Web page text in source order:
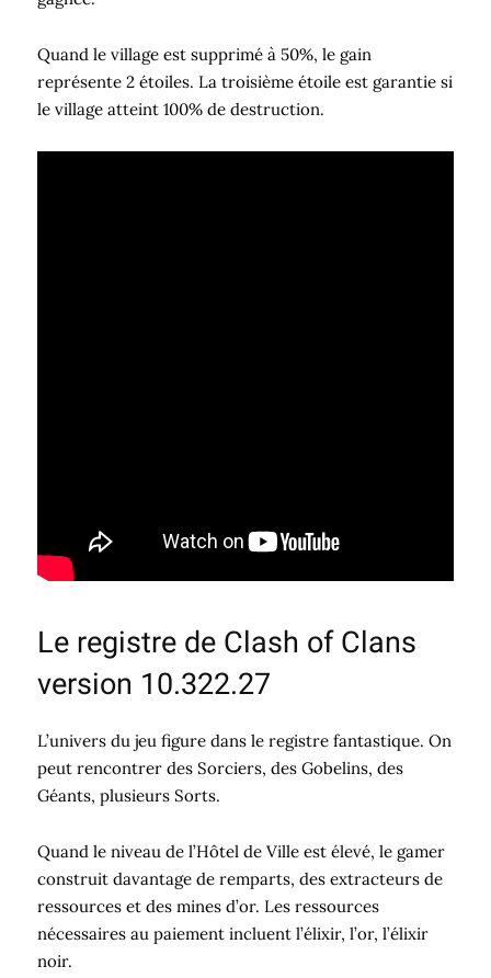
Quand le village est supprimé à 50%, le gain
représente 2 étoiles. La troisième étoile est garantie si
le village atteint 100% de destruction.
Le registre de Clash of Clans
version 10.322.27
L’univers du jeu figure dans le registre fantastique. On
peut rencontrer des Sorciers, des Gobelins, des
Géants, plusieurs Sorts.
Quand le niveau de l’Hôtel de Ville est élevé, le gamer
construit davantage de remparts, des extracteurs de
ressources et des mines d’or. Les ressources
nécessaires au paiement incluent l’élixir, l’or, l’élixir
noir.